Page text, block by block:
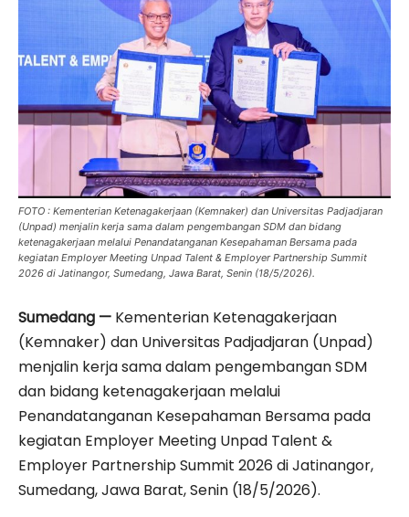
FOTO : Kementerian Ketenagakerjaan (Kemnaker) dan Universitas Padjadjaran
(Unpad) menjalin kerja sama dalam pengembangan SDM dan bidang
ketenagakerjaan melalui Penandatanganan Kesepahaman Bersama pada
kegiatan Employer Meeting Unpad Talent & Employer Partnership Summit
2026 di Jatinangor, Sumedang, Jawa Barat, Senin (18/5/2026).
Sumedang — Kementerian Ketenagakerjaan
(Kemnaker) dan Universitas Padjadjaran (Unpad)
menjalin kerja sama dalam pengembangan SDM
dan bidang ketenagakerjaan melalui
Penandatanganan Kesepahaman Bersama pada
kegiatan Employer Meeting Unpad Talent &
Employer Partnership Summit 2026 di Jatinangor,
Sumedang, Jawa Barat, Senin (18/5/2026).